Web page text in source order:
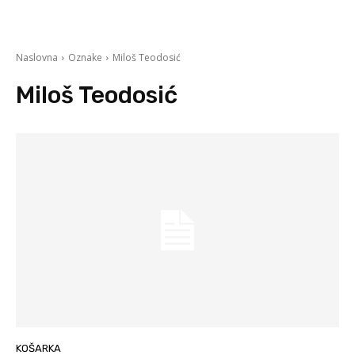
Naslovna Oznake Miloš Teodosić
Miloš Teodosić
KOŠARKA